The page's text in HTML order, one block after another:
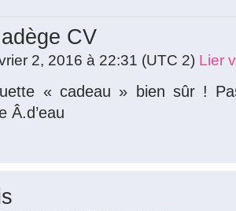
CV
2, 2016 à 22:31 (UTC 2) Lier
« cadeau » bien sûr !
Â.d’eau